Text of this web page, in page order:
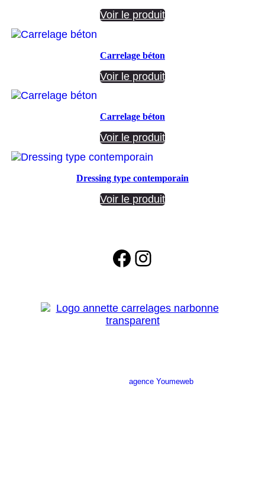
Voir le produit
Carrelage béton
Voir le produit
Carrelage béton
Voir le produit
Dressing type contemporain
Voir le produit
Facebook
Instagram
agence Youmeweb